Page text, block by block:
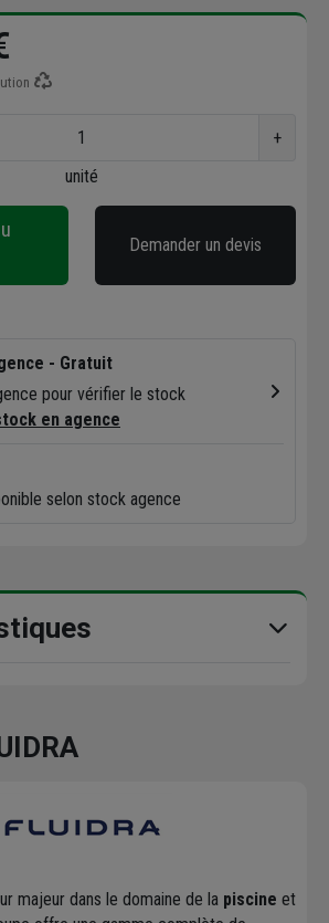
+
unité
Demander un devis
- Gratuit
pour vérifier le stock
en agence
selon stock agence
majeur dans le domaine de la piscine et